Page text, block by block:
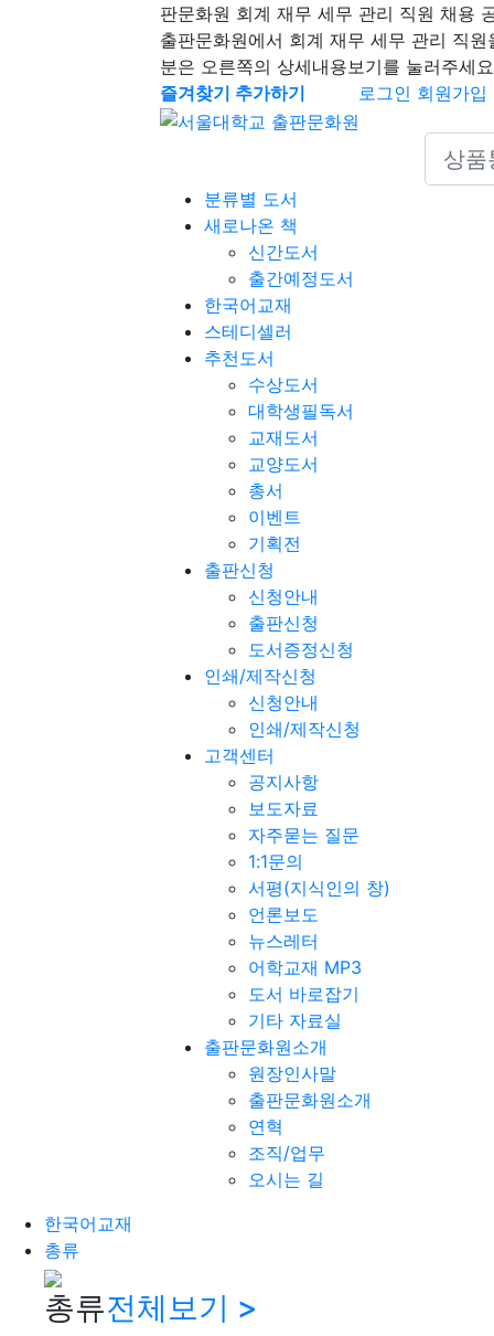
판문화원 회계 재무 세무 관리 직원 채용
출판문화원에서 회계 재무 세무 관리 직
분은 오른쪽의 상세내용보기를 눌러주세
즐겨찾기 추가하기
로그인 회원가입
Search
분류별 도서
새로나온 책
신간도서
출간예정도서
한국어교재
스테디셀러
추천도서
수상도서
대학생필독서
교재도서
교양도서
총서
이벤트
기획전
출판신청
신청안내
출판신청
도서증정신청
인쇄/제작신청
신청안내
인쇄/제작신청
고객센터
공지사항
보도자료
자주묻는 질문
1:1문의
서평(지식인의 창)
언론보도
뉴스레터
어학교재 MP3
도서 바로잡기
기타 자료실
출판문화원소개
원장인사말
출판문화원소개
연혁
조직/업무
오시는 길
한국어교재
총류
총류전체보기 >